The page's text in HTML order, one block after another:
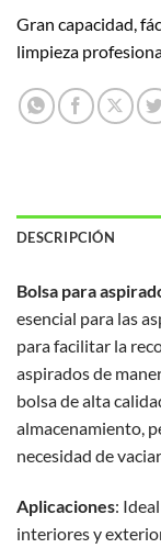
Gran capacidad,
limpieza
DESCRIPCIÓN
Bolsa para
esencial para las
para facilitar la
aspirados de
bolsa de alta
almacenamiento,
necesidad de
Aplicaciones:
interiores y